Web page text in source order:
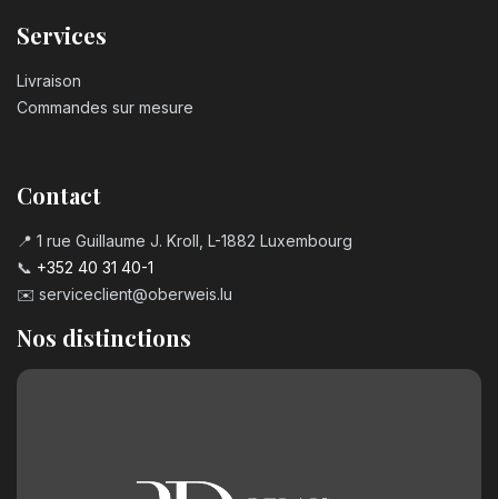
Services
Livraison
Commandes sur mesure
Contact
📍 1 rue Guillaume J. Kroll, L-1882 Luxembourg
📞 +352 40 31 40-1
✉️ serviceclient@oberweis.lu
Nos distinctions